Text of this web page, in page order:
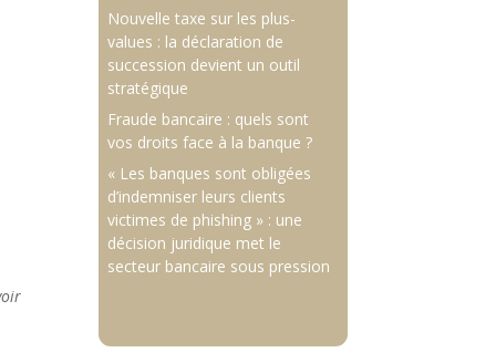
Nouvelle taxe sur les plus-
values : la déclaration de
succession devient un outil
stratégique
Fraude bancaire : quels sont
vos droits face à la banque ?
« Les banques sont obligées
d’indemniser leurs clients
victimes de phishing » : une
décision juridique met le
secteur bancaire sous pression